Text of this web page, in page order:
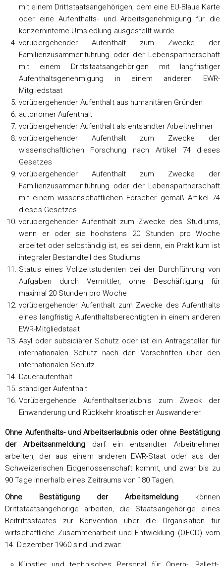
mit einem Drittstaatsangehörigen, dem eine EU-Blaue Karte
oder eine Aufenthalts- und Arbeitsgenehmigung für die
konzerninterne Umsiedlung ausgestellt wurde
vorübergehender Aufenthalt zum Zwecke der
Familienzusammenführung oder der Lebenspartnerschaft
mit einem Drittstaatsangehörigen mit langfristiger
Aufenthaltsgenehmigung in einem anderen EWR-
Mitgliedstaat
vorübergehender Aufenthalt aus humanitären Gründen
autonomer Aufenthalt
vorübergehender Aufenthalt als entsandter Arbeitnehmer
vorübergehender Aufenthalt zum Zwecke der
wissenschaftlichen Forschung nach Artikel 74 dieses
Gesetzes
vorübergehender Aufenthalt zum Zwecke der
Familienzusammenführung oder der Lebenspartnerschaft
mit einem wissenschaftlichen Forscher gemäß Artikel 74
dieses Gesetzes
vorübergehender Aufenthalt zum Zwecke des Studiums,
wenn er oder sie höchstens 20 Stunden pro Woche
arbeitet oder selbständig ist, es sei denn, ein Praktikum ist
integraler Bestandteil des Studiums
Status eines Vollzeitstudenten bei der Durchführung von
Aufgaben durch Vermittler, ohne Beschäftigung für
maximal 20 Stunden pro Woche
vorübergehender Aufenthalt zum Zwecke des Aufenthalts
eines langfristig Aufenthaltsberechtigten in einem anderen
EWR-Mitgliedstaat
Asyl oder subsidiärer Schutz oder ist ein Antragsteller für
internationalen Schutz nach den Vorschriften über den
internationalen Schutz
Daueraufenthalt
ständiger Aufenthalt
Vorübergehende Aufenthaltserlaubnis zum Zweck der
Einwanderung und Rückkehr kroatischer Auswanderer.
Ohne Aufenthalts- und Arbeitserlaubnis oder ohne Bestätigung
der Arbeitsanmeldung darf ein entsandter Arbeitnehmer
arbeiten, der aus einem anderen EWR-Staat oder aus der
Schweizerischen Eidgenossenschaft kommt, und zwar bis zu
90 Tage innerhalb eines Zeitraums von 180 Tagen.
Ohne Bestätigung der Arbeitsmeldung können
Drittstaatsangehörige arbeiten, die Staatsangehörige eines
Beitrittsstaates zur Konvention über die Organisation für
wirtschaftliche Zusammenarbeit und Entwicklung (OECD) vom
14. Dezember 1960 sind und zwar: